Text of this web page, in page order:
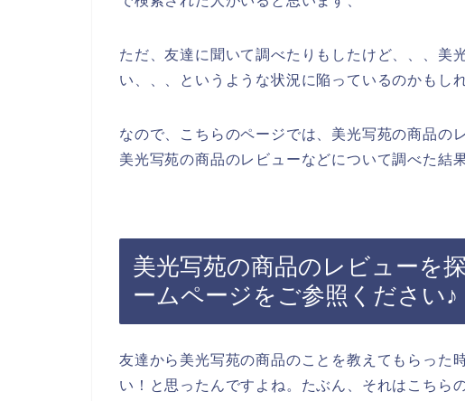
ただ、友達に聞いて調べたりもしたけど、、、美
い、、、というような状況に陥っているのかもし
なので、こちらのページでは、美光写苑の商品の
美光写苑の商品のレビューなどについて調べた結
美光写苑の商品のレビューを
ームページをご参照ください♪
友達から美光写苑の商品のことを教えてもらった
い！と思ったんですよね。たぶん、それはこちら